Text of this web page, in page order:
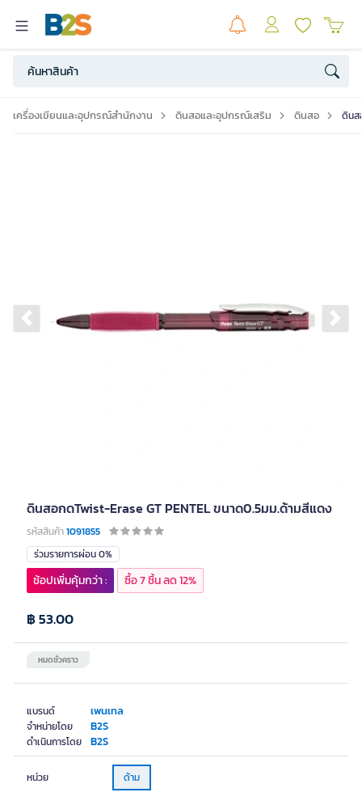
เครื่องเขียนและอุปกรณ์สำนักงาน ดินสอและอุปกรณ์เสริม ดินสอ ดินส
Previous slide
ดินสอกดTwist-Erase GT PENTEL ขนาด0.5มม.ด้ามสีแดง
รหัสสินค้า1091855
แบรนด์ เพนเทล
จำหน่ายโดย B2S
ดำเนินการโดย B2S
ร่วมรายการผ่อน 0%
หมดชั่วคราว
฿ 53.00
ช้อปเพิ่มคุ้มกว่า : ซื้อ 7 ชิ้น ลด 12%
หน่วย ด้าม